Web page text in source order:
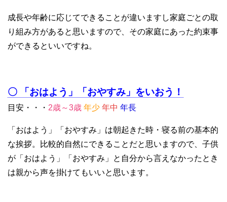
成長や年齢に応じてできることが違いますし家庭ごとの取
り組み方があると思いますので、その家庭にあった約束事
ができるといいですね。
〇 「おはよう」「おやすみ」をいおう！
目安・・・ 2歳～3歳 年少 年中 年長
「おはよう」「おやすみ」は朝起きた時・寝る前の基本的
な挨拶。比較的自然にできることだと思いますので、子供
が「おはよう」「おやすみ」と自分から言えなかったとき
は親から声を掛けてもいいと思います。